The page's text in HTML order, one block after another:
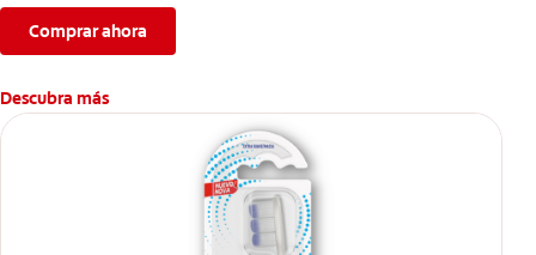
Comprar ahora
Descubra más